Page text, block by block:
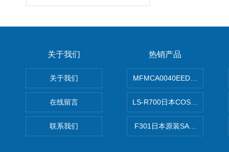
关于我们
关于我们
在线留言
联系我们
热销产品
MFMCA0040EED-H日本
LS-R700日本COSMO科斯莫
F301日本原装SANAI三爱旋